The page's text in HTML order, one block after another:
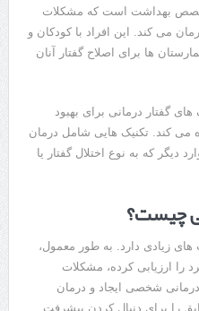
بهداشت است که مشکلات
می کند. این افراد با کودکان و
ها برای اصلاح گفتار آنان
گفتار درمانی برای بهبود
می کند. تکنیک هایی شامل درمان
دیگر که به نوع اختلال گفتار یا
چیست؟
زیادی دارد. به طور معمول،
را ارزیابی کرده، مشکلات
شخصی ایجاد و درمان
را برای دنبال کردن پیشرفت